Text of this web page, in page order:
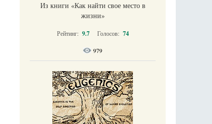
Из книги «Как найти свое место в
жизни​»
Рейтинг: 9.7 Голосов: 74
979